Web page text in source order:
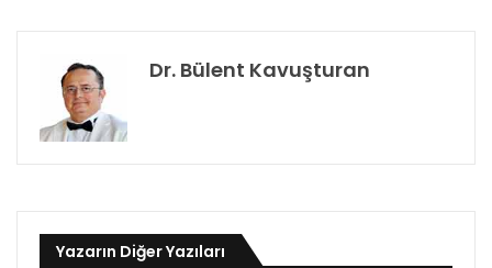
Dr. Bülent Kavuşturan
Yazarın Diğer Yazıları